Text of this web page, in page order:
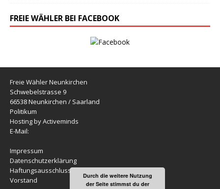
FREIE WÄHLER BEI FACEBOOK
Freie Wähler Neunkirchen
Schwebelstrasse 9
66538 Neunkirchen / Saarland
Politikum
Hosting by Activeminds
E-Mail:
Impressum
Datenschutzerklärung
Haftungsausschluss
Vorstand
Durch die weitere Nutzung
der Seite stimmst du der